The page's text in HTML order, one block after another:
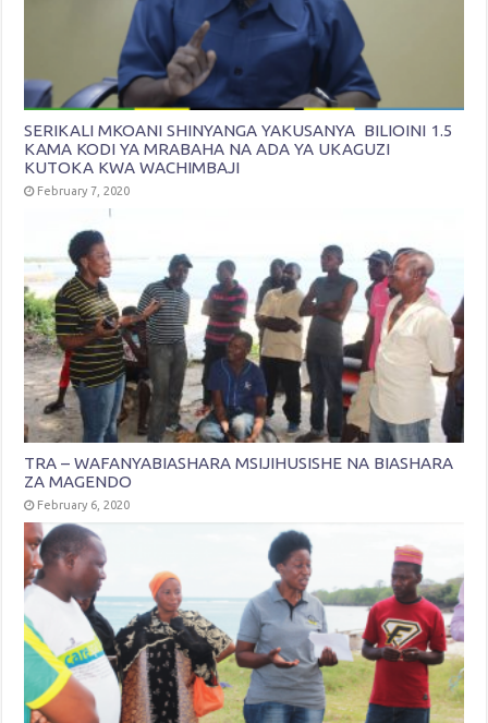
SERIKALI MKOANI SHINYANGA YAKUSANYA BILIOINI 1.5
KAMA KODI YA MRABAHA NA ADA YA UKAGUZI
KUTOKA KWA WACHIMBAJI
February 7, 2020
TRA – WAFANYABIASHARA MSIJIHUSISHE NA BIASHARA
ZA MAGENDO
February 6, 2020